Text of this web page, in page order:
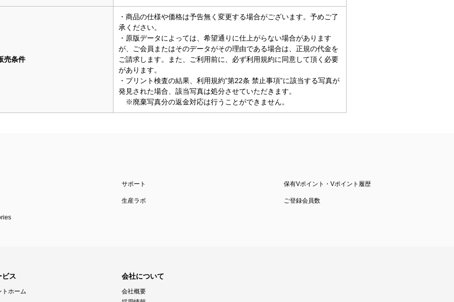
売条件
・商品の仕様や価格は予告無く変更する場合がございます。予めご了
承ください。
・原版データによっては、希望通りに仕上がらない場合があります
が、ご会員またはそのデータがその理由である場合は、正規の代金を
ご請求します。また、ご利用前に、必ず利用規約に同意して頂く必要
があります。
・プリント検査の結果、利用規約”第22条 禁止事項”に該当する写真が
発見された場合、該当写真は処分させていただきます。
※廃棄写真分の返金対応は行うことができません。
サポート 保有Vポイント・Vポイント履歴
生産ラボ ご登録会員数
ビス
トホーム
会社について
会社概要